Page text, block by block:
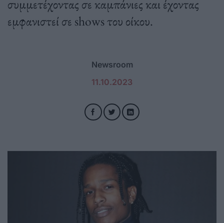
συμμετέχοντας σε καμπάνιες και έχοντας
εμφανιστεί σε shows του οίκου.
Newsroom
11.10.2023